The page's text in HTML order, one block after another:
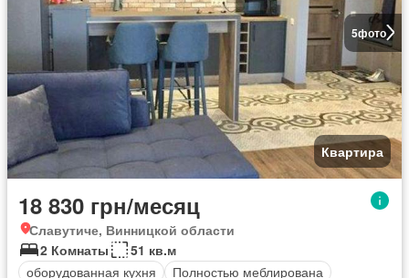
5фото
Квартира
18 830 грн/месяц
Славутиче, Винницкой области
2 Комнаты
51 кв.м
оборудованная кухня
Полностью меблирована